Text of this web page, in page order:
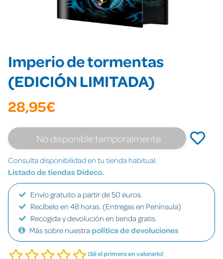
Imperio de tormentas
(EDICIÓN LIMITADA)
28,95€
No disponible temporalmente
Consulta disponibilidad en tu tienda habitual.
Listado de tiendas Dideco.
Envío gratuito a partir de 50 euros.
Recíbelo en 48 horas. (Entregas en Península)
Recogida y devolución en tienda gratis.
Más sobre nuestra política de devoluciones
¡Sé el primero en valorarlo!